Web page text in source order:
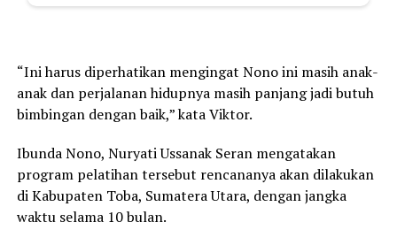
“Ini harus diperhatikan mengingat Nono ini masih anak-
anak dan perjalanan hidupnya masih panjang jadi butuh
bimbingan dengan baik,” kata Viktor.
Ibunda Nono, Nuryati Ussanak Seran mengatakan
program pelatihan tersebut rencananya akan dilakukan
di Kabupaten Toba, Sumatera Utara, dengan jangka
waktu selama 10 bulan.